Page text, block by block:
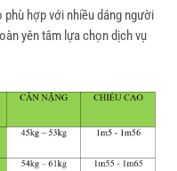
hợp với nhiều dáng người
yên tâm lựa chọn dịch vụ